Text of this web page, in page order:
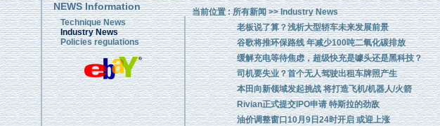
NEWS Information
Technique News
Industry News
Policies regulations
当前位置 :所有新闻>>Industry News
老板说了算？浅析大型轿车未来发展前景
谷歌将推环保路线 年减少100吨二氧化碳排放
缓解充电等待焦虑，超级快充是噱头还是黑科技？
司机要失业？首个无人驾驶出租车牌照产生
本田向新领域发起挑战 将打造飞机/机器人/火箭
Rivian正式提交IPO申请 特斯拉的劲敌
油价调整窗口10月9日24时开启 或迎上涨